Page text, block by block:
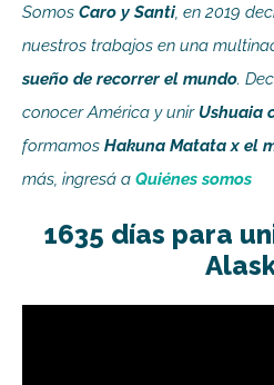
Somos Caro y Santi, en 2019
nuestros trabajos en una
sueño de recorrer el mundo.
conocer América y unir Ushuaia
formamos Hakuna Matata x el
más, ingresá a Quiénes somos
1635 días para